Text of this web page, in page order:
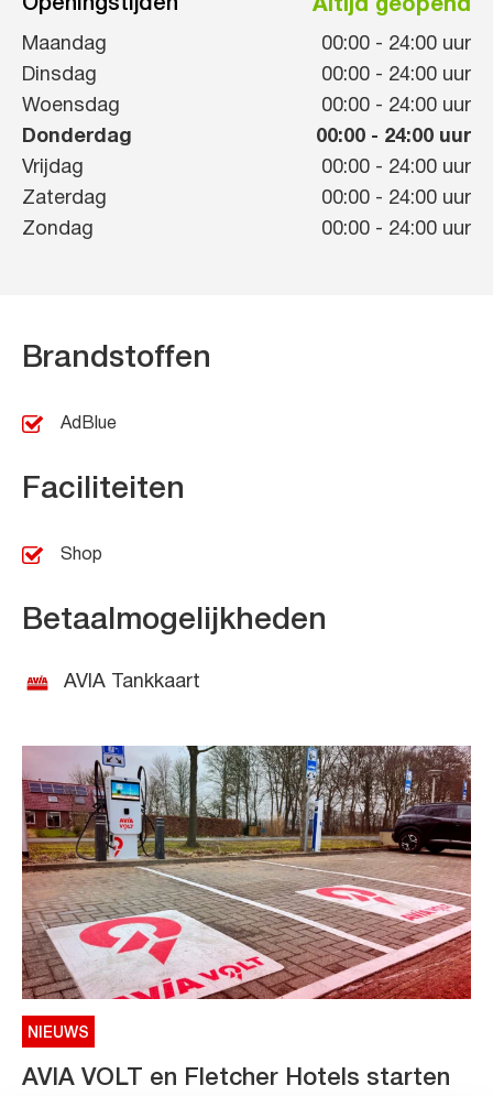
Openingstijden Altijd geopend
Maandag 00:00 - 24:00 uur
Dinsdag
00:00 - 24:00 uur
Woensdag
00:00 - 24:00 uur
Donderdag
00:00 - 24:00 uur
Vrijdag
00:00 - 24:00 uur
Zaterdag
00:00 - 24:00 uur
Zondag
00:00 - 24:00 uur
Brandstoffen
AdBlue
Faciliteiten
Shop
Betaalmogelijkheden
AVIA Tankkaart
NIEUWS
AVIA VOLT en Fletcher Hotels starten